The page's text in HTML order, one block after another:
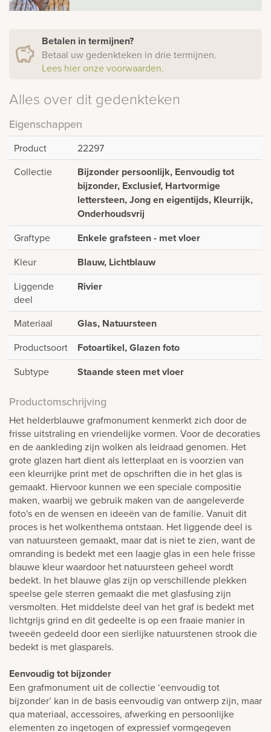
Betalen in termijnen?
Betaal uw gedenkteken in drie termijnen.
Lees hier onze voorwaarden.
Alles over dit gedenkteken
Eigenschappen
Product
22297
Collectie
Bijzonder persoonlijk, Eenvoudig tot
bijzonder, Exclusief, Hartvormige
lettersteen, Jong en eigentijds, Kleurrijk,
Onderhoudsvrij
Graftype Enkele grafsteen - met vloer
Kleur Blauw, Lichtblauw
Liggende
deel
Rivier
Materiaal Glas, Natuursteen
Productsoort Fotoartikel, Glazen foto
Subtype Staande steen met vloer
Productomschrijving
Het helderblauwe grafmonument kenmerkt zich door de
frisse uitstraling en vriendelijke vormen. Voor de decoraties
en de aankleding zijn wolken als leidraad genomen. Het
grote glazen hart dient als letterplaat en is voorzien van
een kleurrijke print met de opschriften die in het glas is
gemaakt. Hiervoor kunnen we een speciale compositie
maken, waarbij we gebruik maken van de aangeleverde
foto's en de wensen en ideeën van de familie. Vanuit dit
proces is het wolkenthema ontstaan. Het liggende deel is
van natuursteen gemaakt, maar dat is niet te zien, want de
omranding is bedekt met een laagje glas in een hele frisse
blauwe kleur waardoor het natuursteen geheel wordt
bedekt. In het blauwe glas zijn op verschillende plekken
speelse gele sterren gemaakt die met glasfusing zijn
versmolten. Het middelste deel van het graf is bedekt met
lichtgrijs grind en dit gedeelte is op een fraaie manier in
tweeën gedeeld door een sierlijke natuurstenen strook die
bedekt is met glasparels.
Eenvoudig tot bijzonder
Een grafmonument uit de collectie ‘eenvoudig tot
bijzonder’ kan in de basis eenvoudig van ontwerp zijn, maar
qua materiaal, accessoires, afwerking en persoonlijke
elementen zo ingetogen of expressief vormgegeven